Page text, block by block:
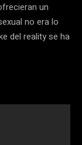
un
no era lo
del reality se ha